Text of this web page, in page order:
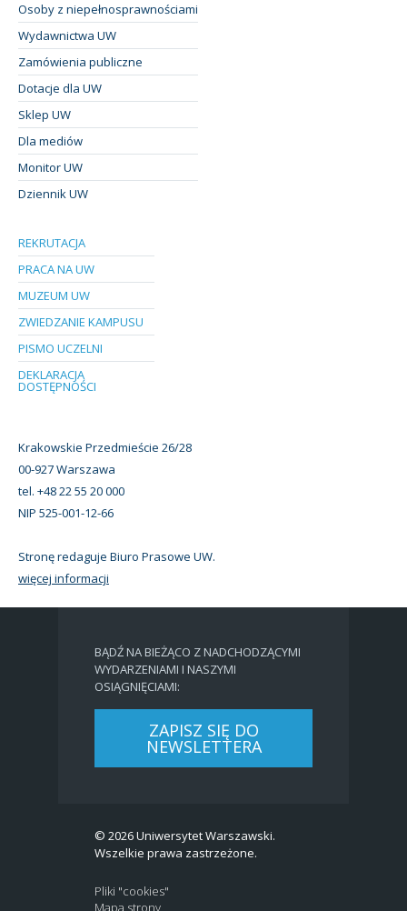
Osoby z niepełnosprawnościami
Wydawnictwa UW
Zamówienia publiczne
Dotacje dla UW
Sklep UW
Dla mediów
Monitor UW
Dziennik UW
REKRUTACJA
PRACA NA UW
MUZEUM UW
ZWIEDZANIE KAMPUSU
PISMO UCZELNI
DEKLARACJA
DOSTĘPNOŚCI
Krakowskie Przedmieście 26/28
00-927 Warszawa
tel. +48 22 55 20 000
NIP 525-001-12-66
Stronę redaguje Biuro Prasowe UW.
więcej informacji
BĄDŹ NA BIEŻĄCO Z NADCHODZĄCYMI
WYDARZENIAMI I NASZYMI
OSIĄGNIĘCIAMI:
ZAPISZ SIĘ DO
NEWSLETTERA
© 2026 Uniwersytet Warszawski.
Wszelkie prawa zastrzeżone.
Pliki "cookies"
Mapa strony